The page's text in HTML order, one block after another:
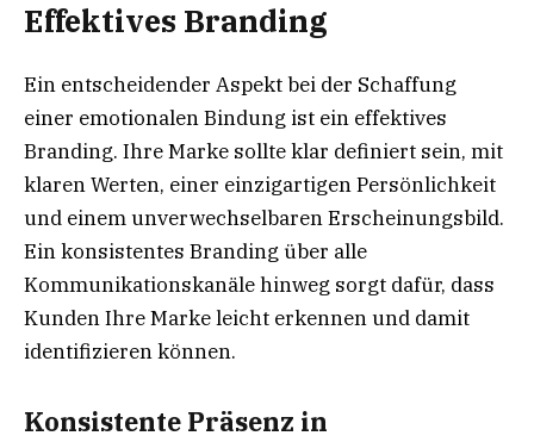
Effektives Branding
Ein entscheidender Aspekt bei der Schaffung
einer emotionalen Bindung ist ein effektives
Branding. Ihre Marke sollte klar definiert sein, mit
klaren Werten, einer einzigartigen Persönlichkeit
und einem unverwechselbaren Erscheinungsbild.
Ein konsistentes Branding über alle
Kommunikationskanäle hinweg sorgt dafür, dass
Kunden Ihre Marke leicht erkennen und damit
identifizieren können.
Konsistente Präsenz in